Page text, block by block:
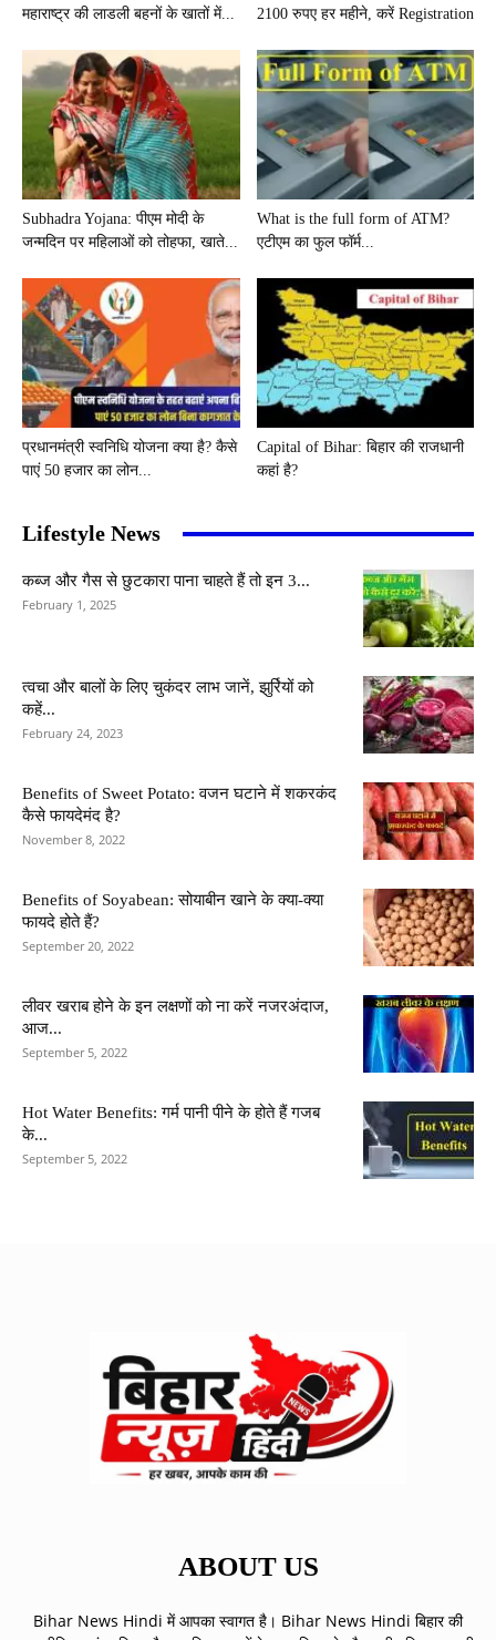
महाराष्ट्र की लाडली बहनों के खातों में...
2100 रुपए हर महीने, करें Registration
Subhadra Yojana: पीएम मोदी के
जन्मदिन पर महिलाओं को तोहफा, खाते...
What is the full form of ATM?
एटीएम का फुल फॉर्म...
प्रधानमंत्री स्वनिधि योजना क्या है? कैसे
पाएं 50 हजार का लोन...
Capital of Bihar: बिहार की राजधानी
कहां है?
Lifestyle News
कब्ज और गैस से छुटकारा पाना चाहते हैं तो इन 3...
February 1, 2025
त्वचा और बालों के लिए चुकंदर लाभ जानें, झुर्रियों को
कहें...
February 24, 2023
Benefits of Sweet Potato: वजन घटाने में शकरकंद
कैसे फायदेमंद है?
November 8, 2022
Benefits of Soyabean: सोयाबीन खाने के क्या-क्या
फायदे होते हैं?
September 20, 2022
लीवर खराब होने के इन लक्षणों को ना करें नजरअंदाज,
आज...
September 5, 2022
Hot Water Benefits: गर्म पानी पीने के होते हैं गजब
के...
September 5, 2022
ABOUT US
Bihar News Hindi में आपका स्वागत है। Bihar News Hindi बिहार की